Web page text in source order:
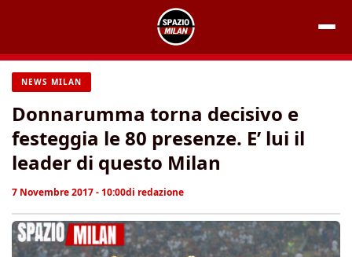
contenuto
NEWS MILAN
Donnarumma torna decisivo e
festeggia le 80 presenze. E’ lui il
leader di questo Milan
7 Novembre 2017 - 10:00di redazione